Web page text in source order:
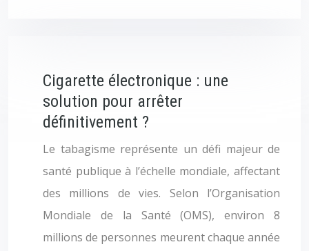
Cigarette électronique : une
solution pour arrêter
définitivement ?
Le tabagisme représente un défi majeur de
santé publique à l’échelle mondiale, affectant
des millions de vies. Selon l’Organisation
Mondiale de la Santé (OMS), environ 8
millions de personnes meurent chaque année